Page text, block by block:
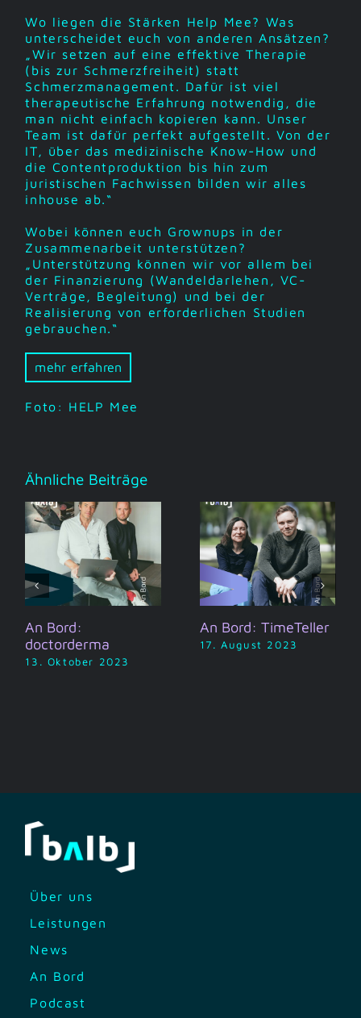
Wo liegen die Stärken Help Mee? Was
unterscheidet euch von anderen Ansätzen?
„Wir setzen auf eine effektive Therapie
(bis zur Schmerzfreiheit) statt
Schmerzmanagement. Dafür ist viel
therapeutische Erfahrung notwendig, die
man nicht einfach kopieren kann. Unser
Team ist dafür perfekt aufgestellt. Von der
IT, über das medizinische Know-How und
die Contentproduktion bis hin zum
juristischen Fachwissen bilden wir alles
inhouse ab.“
Wobei können euch Grownups in der
Zusammenarbeit unterstützen?
„Unterstützung können wir vor allem bei
der Finanzierung (Wandeldarlehen, VC-
Verträge, Begleitung) und bei der
Realisierung von erforderlichen Studien
gebrauchen.“
mehr erfahren
Foto: HELP Mee
Ähnliche Beiträge
An Bord:
doctorderma
13. Oktober 2023
An Bord: TimeTeller
17. August 2023
Über uns
Leistungen
News
An Bord
Podcast